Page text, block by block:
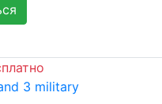
3 military